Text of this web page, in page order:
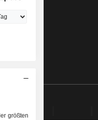
größten